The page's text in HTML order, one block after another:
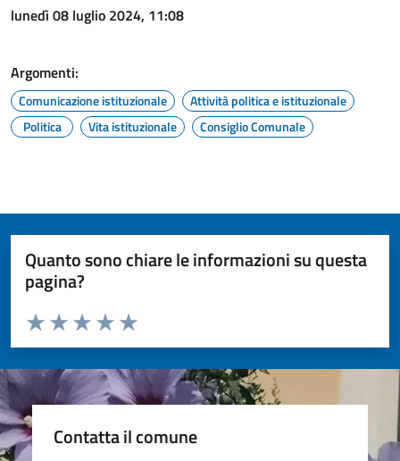
lunedì 08 luglio 2024, 11:08
Argomenti:
Comunicazione istituzionale
Attività politica e istituzionale
Politica
Vita istituzionale Consiglio Comunale
Quanto sono chiare le informazioni su questa
pagina?
Valuta da 1 a 5 stelle la pagina
Valuta 5 stelle su 5
Valuta 4 stelle su 5
Valuta 3 stelle su 5
Valuta 2 stelle su 5
Valuta 1 stelle su 5
Contatta il comune